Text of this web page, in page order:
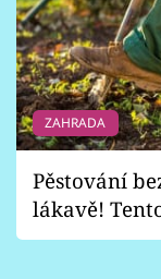
ZAHRADA
Pěstování
lákavě!
vhodný jen